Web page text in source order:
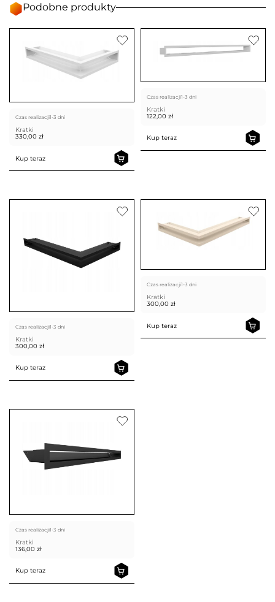
Podobne produkty
Czas realizacji1-3 dni
Kratki
330,00 zł
Kup teraz
Czas realizacji1-3 dni
Kratki
122,00 zł
Kup teraz
Czas realizacji1-3 dni
Kratki
300,00 zł
Kup teraz
Czas realizacji1-3 dni
Kratki
300,00 zł
Kup teraz
Czas realizacji1-3 dni
Kratki
136,00 zł
Kup teraz